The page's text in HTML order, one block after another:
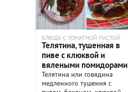
БЛЮДА С ТОМАТНОЙ ПАСТОЙ
Телятина, тушенная в
пиве с клюквой и
вялеными помидорами
Телятина или говядина
медленного тушения с